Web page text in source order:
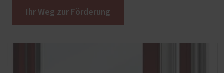
Ihr Weg zur Förderung